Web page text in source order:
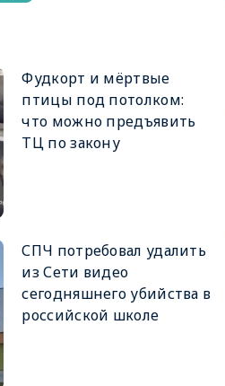
Фудкорт и мёртвые
птицы под потолком:
что можно предъявить
ТЦ по закону
СПЧ потребовал удалить
из Сети видео
сегодняшнего убийства в
российской школе